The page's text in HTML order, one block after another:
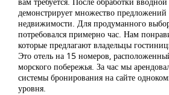
демонстрирует множество предложений
недвижимости. Для продуманного
потребовался примерно час. Нам
которые предлагают владельцы
Это отель на 15 номеров,
морского побережья. За час мы
системы бронирования на сайте
уровня.